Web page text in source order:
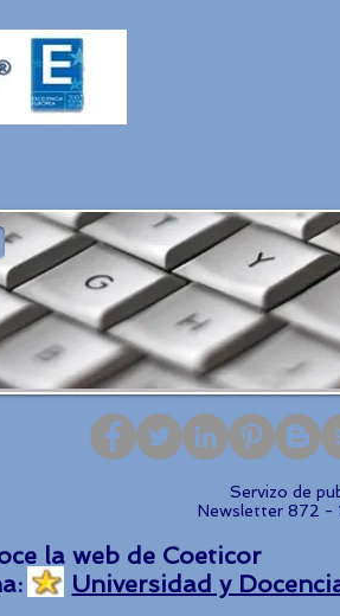
Servizo de
Newsletter 872 -
la web de Coeticor
Universidad y